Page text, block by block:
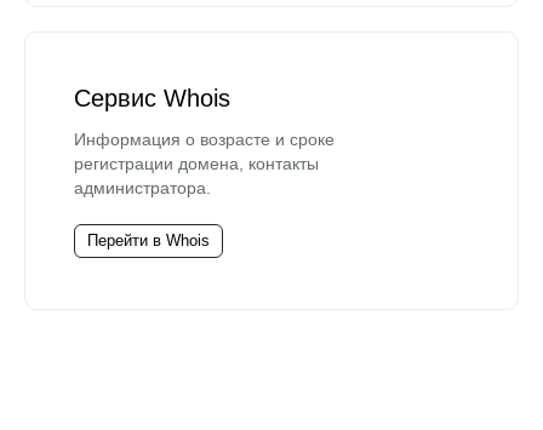
Сервис Whois
Информация о возрасте и сроке
регистрации домена, контакты
администратора.
Перейти в Whois